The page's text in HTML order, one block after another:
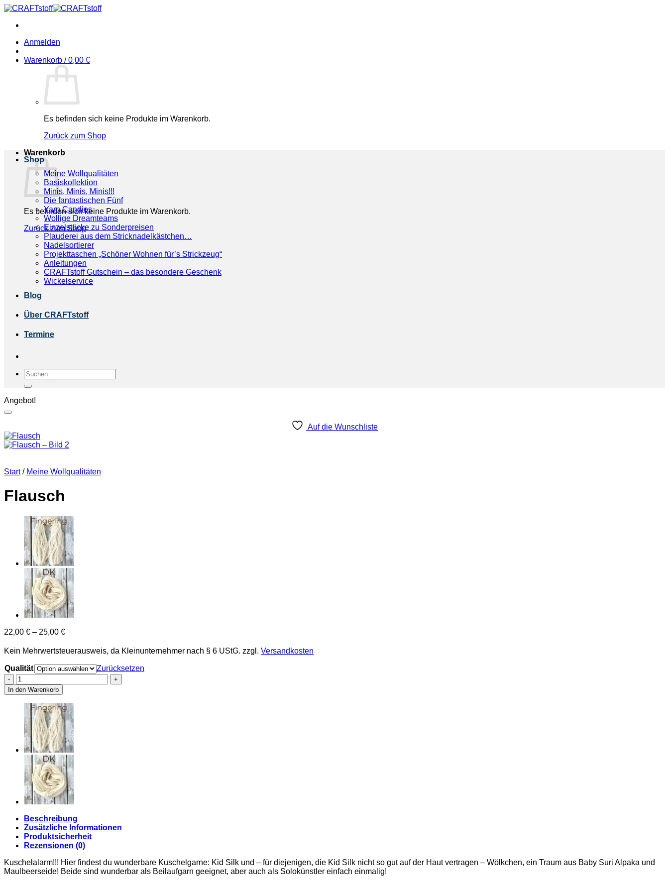
Zum
springen
Anmelden
Warenkorb /0,00 €
Es befinden sich keine Produkte im Warenkorb.
Zurück zum Shop
Warenkorb
Es befinden sich keine Produkte im Warenkorb.
Zurück zum Shop
Shop
Meine Wollqualitäten
Basiskollektion
Minis, Minis, Minis!!!
Die fantastischen Fünf
Yarn Candies
Wollige Dreamteams
Einzelstücke zu Sonderpreisen
Plauderei aus dem Stricknadelkästchen…
Nadelsortierer
Projekttaschen „Schöner Wohnen für’s Strickzeug“
Anleitungen
CRAFTstoff Gutschein – das besondere Geschenk
Wickelservice
Blog
Über CRAFTstoff
Termine
Suchen
nach:
Angebot!
Auf die Wunschliste
Start / Meine Wollqualitäten
Flausch
22,00 € – 25,00 €
Kein Mehrwertsteuerausweis, da Kleinunternehmer nach § 6 UStG. zzgl. Versandkosten
Qualität
Zurücksetzen
Flausch
Menge
In den Warenkorb
Beschreibung
Zusätzliche Informationen
Produktsicherheit
Rezensionen (0)
Kuschelalarm!!! Hier findest du wunderbare Kuschelgarne: Kid Silk und – für diejenigen, die Kid Silk nicht so gut auf der Haut vertragen – Wölkchen, ein Traum aus Baby Suri Alpaka und
Maulbeerseide! Beide sind wunderbar als Beilaufgarn geeignet, aber auch als Solokünstler einfach einmalig!